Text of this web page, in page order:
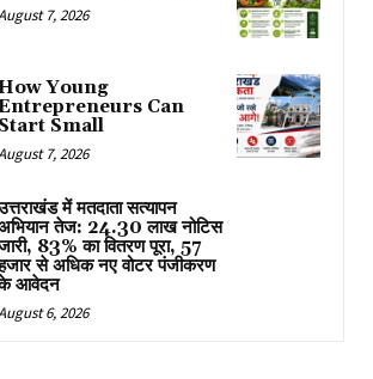
7, 2026
Young
Can
Start Small
7, 2026
में मतदाता सत्यापन
तेज: 24.30 लाख नोटिस
83% का वितरण पूरा, 57
से अधिक नए वोटर पंजीकरण
आवेदन
6, 2026